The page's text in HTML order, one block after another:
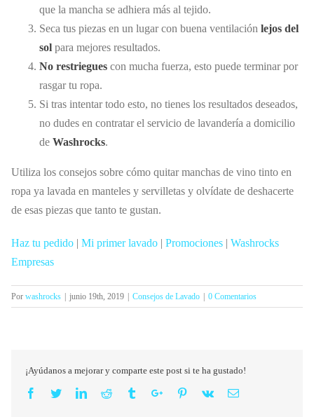
que la mancha se adhiera más al tejido.
Seca tus piezas en un lugar con buena ventilación lejos del
sol para mejores resultados.
No restriegues con mucha fuerza, esto puede terminar por
rasgar tu ropa.
Si tras intentar todo esto, no tienes los resultados deseados,
no dudes en contratar el servicio de lavandería a domicilio
de Washrocks.
Utiliza los consejos sobre cómo quitar manchas de vino tinto en
ropa ya lavada en manteles y servilletas y olvídate de deshacerte
de esas piezas que tanto te gustan.
Haz tu pedido | Mi primer lavado | Promociones | Washrocks
Empresas
Por washrocks | junio 19th, 2019 | Consejos de Lavado | 0 Comentarios
¡Ayúdanos a mejorar y comparte este post si te ha gustado!
Facebook
TwitterLinkedinReddit TumblrGoogle+Pinterest
Vk Email